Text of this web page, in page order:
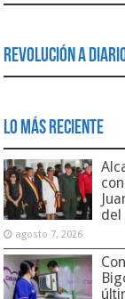
Revolución a
Lo Más Reciente
del
agosto 7, 2026